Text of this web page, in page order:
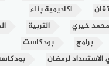
اكاديمية بناء
محمد خيري
التربية
برامج
بودكاست
لرمضان